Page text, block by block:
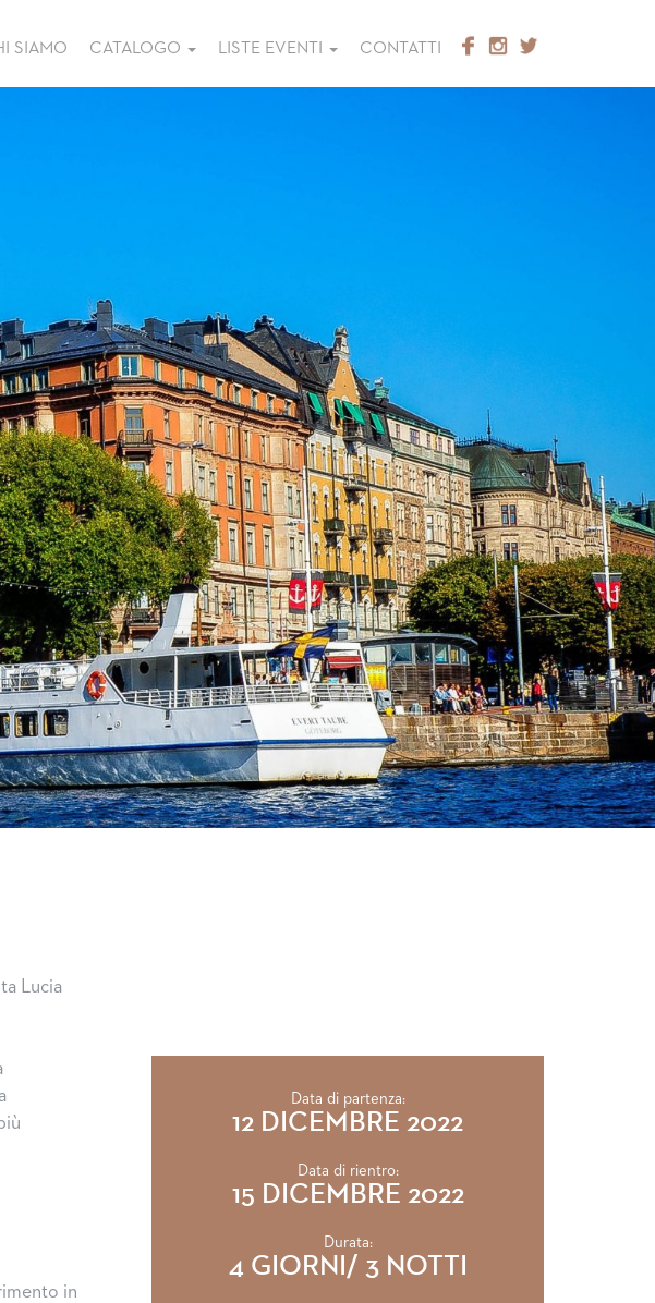
SIAMO CATALOGO LISTE EVENTI CONTATTI
Lucia
in
Data di partenza:
12 DICEMBRE 2022
Data di rientro:
15 DICEMBRE 2022
Durata:
4 GIORNI/ 3 NOTTI